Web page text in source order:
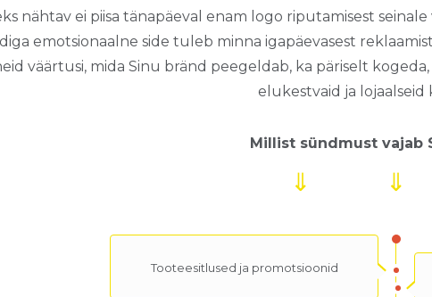
nähtav ei piisa tänapäeval enam logo riputamisest
emotsionaalne side tuleb minna igapäevasest
väärtusi, mida Sinu bränd peegeldab, ka päriselt
elukestvaid ja lojaalseid
Millist sündmust vajab
⇓ ⇓
Tooteesitlused ja promotsioonid